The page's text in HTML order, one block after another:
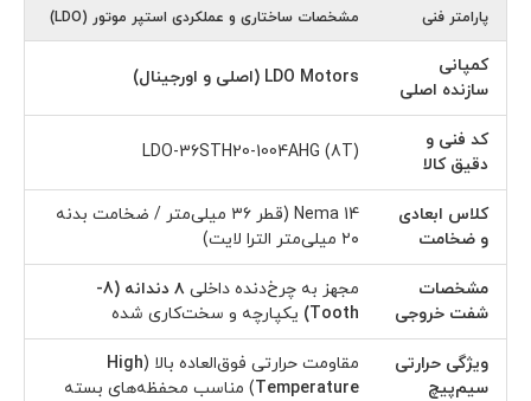
پارامتر فنی مشخصات ساختاری و عملکردی استپر موتور (LDO)
کمپانی
سازنده اصلی
LDO Motors (اصلی و اورجینال)
کد فنی و
دقیق کالا
LDO-36STH20-1004AHG (8T)
کلاس ابعادی
و ضخامت
Nema 14 (قطر ۳۶ میلی‌متر / ضخامت بدنه
۲۰ میلی‌متر الترا لایت)
مشخصات
شفت خروجی
مجهز به چرخ‌دنده داخلی
۸ دندانه (8-
Tooth) یکپارچه و سخت‌کاری شده
ویژگی حرارتی
سیم‌پیچ
مقاومت حرارتی فوق‌العاده بالا (High
Temperature) مناسب محفظه‌های بسته